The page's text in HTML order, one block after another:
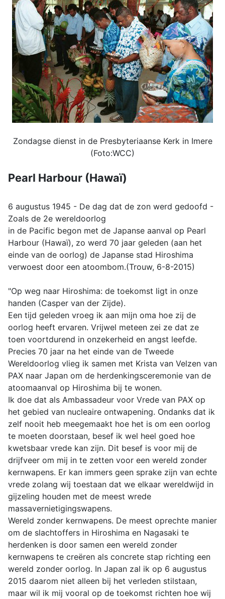
Zondagse dienst in de Presbyteriaanse Kerk in Imere
(Foto:WCC)
Pearl Harbour (Hawaï)
6 augustus 1945 - De dag dat de zon werd gedoofd -
Zoals de 2e wereldoorlog
in de Pacific begon met de Japanse aanval op Pearl
Harbour (Hawaï), zo werd 70 jaar geleden (aan het
einde van de oorlog) de Japanse stad Hiroshima
verwoest door een atoombom.(Trouw, 6-8-2015)
"Op weg naar Hiroshima: de toekomst ligt in onze
handen (Casper van der Zijde).
Een tijd geleden vroeg ik aan mijn oma hoe zij de
oorlog heeft ervaren. Vrijwel meteen zei ze dat ze
toen voortdurend in onzekerheid en angst leefde.
Precies 70 jaar na het einde van de Tweede
Wereldoorlog vlieg ik samen met Krista van Velzen van
PAX naar Japan om de herdenkingsceremonie van de
atoomaanval op Hiroshima bij te wonen.
Ik doe dat als Ambassadeur voor Vrede van PAX op
het gebied van nucleaire ontwapening. Ondanks dat ik
zelf nooit heb meegemaakt hoe het is om een oorlog
te moeten doorstaan, besef ik wel heel goed hoe
kwetsbaar vrede kan zijn. Dit besef is voor mij de
drijfveer om mij in te zetten voor een wereld zonder
kernwapens. Er kan immers geen sprake zijn van echte
vrede zolang wij toestaan dat we elkaar wereldwijd in
gijzeling houden met de meest wrede
massavernietigingswapens.
Wereld zonder kernwapens. De meest oprechte manier
om de slachtoffers in Hiroshima en Nagasaki te
herdenken is door samen een wereld zonder
kernwapens te creëren als concrete stap richting een
wereld zonder oorlog. In Japan zal ik op 6 augustus
2015 daarom niet alleen bij het verleden stilstaan,
maar wil ik mij vooral op de toekomst richten hoe wij